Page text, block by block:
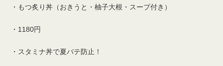
・もつ炙り丼（おきうと・柚子大根・スープ付き）
・1180円
・スタミナ丼で夏バテ防止！